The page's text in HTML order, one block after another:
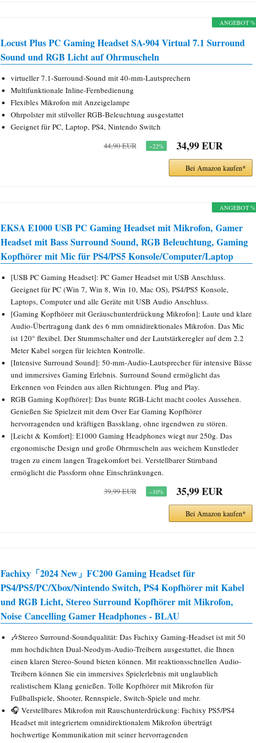
ANGEBOT %
Locust Plus PC Gaming Headset SA-904 Virtual 7.1 Surround
Sound und RGB Licht auf Ohrmuscheln
virtueller 7.1-Surround-Sound mit 40-mm-Lautsprechern
Multifunktionale Inline-Fernbedienung
Flexibles Mikrofon mit Anzeigelampe
Ohrpolster mit stilvoller RGB-Beleuchtung ausgestattet
Geeignet für PC, Laptop, PS4, Nintendo Switch
44,90 EUR −22% 34,99 EUR
Bei Amazon kaufen*
ANGEBOT %
EKSA E1000 USB PC Gaming Headset mit Mikrofon, Gamer
Headset mit Bass Surround Sound, RGB Beleuchtung, Gaming
Kopfhörer mit Mic für PS4/PS5 Konsole/Computer/Laptop
[USB PC Gaming Headset]: PC Gamer Headset mit USB Anschluss.
Geeignet für PC (Win 7, Win 8, Win 10, Mac OS), PS4/PS5 Konsole,
Laptops, Computer und alle Geräte mit USB Audio Anschluss.
[Gaming Kopfhörer mit Geräuschunterdrückung Mikrofon]: Laute und klare
Audio-Übertragung dank des 6 mm omnidirektionales Mikrofon. Das Mic
ist 120° flexibel. Der Stummschalter und der Lautstärkeregler auf dem 2.2
Meter Kabel sorgen für leichten Kontrolle.
[Intensive Surround Sound]: 50-mm-Audio-Lautsprecher für intensive Bässe
und immersives Gaming Erlebnis. Surround Sound ermöglicht das
Erkennen von Feinden aus allen Richtungen. Plug and Play.
RGB Gaming Kopfhörer]: Das bunte RGB-Licht macht cooles Aussehen.
Genießen Sie Spielzeit mit dem Over Ear Gaming Kopfhörer
hervorragenden und kräftigen Bassklang, ohne irgendwen zu stören.
[Leicht & Komfort]: E1000 Gaming Headphones wiegt nur 250g. Das
ergonomische Design und große Ohrmuscheln aus weichem Kunstleder
tragen zu einem langen Tragekomfort bei. Verstellbarer Stirnband
ermöglicht die Passform ohne Einschränkungen.
39,99 EUR −10% 35,99 EUR
Bei Amazon kaufen*
Fachixy「2024 New」FC200 Gaming Headset für
PS4/PS5/PC/Xbox/Nintendo Switch, PS4 Kopfhörer mit Kabel
und RGB Licht, Stereo Surround Kopfhörer mit Mikrofon,
Noise Cancelling Gamer Headphones - BLAU
🎶Stereo Surround-Soundqualität: Das Fachixy Gaming-Headset ist mit 50
mm hochdichten Dual-Neodym-Audio-Treibern ausgestattet, die Ihnen
einen klaren Stereo-Sound bieten können. Mit reaktionsschnellen Audio-
Treibern können Sie ein immersives Spielerlebnis mit unglaublich
realistischem Klang genießen. Tolle Kopfhörer mit Mikrofon für
Fußballspiele, Shooter, Rennspiele, Switch-Spiele und mehr.
🎧 Verstellbares Mikrofon mit Rauschunterdrückung: Fachixy PS5/PS4
Headset mit integriertem omnidirektionalem Mikrofon überträgt
hochwertige Kommunikation mit seiner hervorragenden